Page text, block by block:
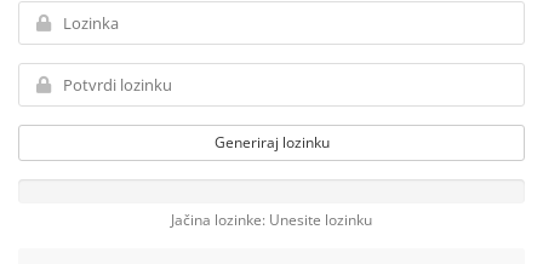
Generiraj lozinku
Jačina lozinke: Unesite lozinku